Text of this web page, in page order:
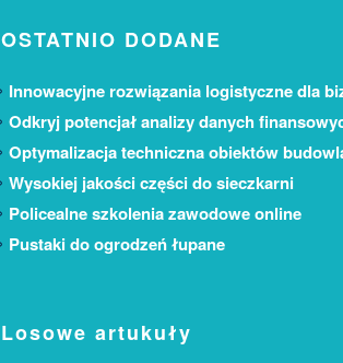
OSTATNIO DODANE
Innowacyjne rozwiązania logistyczne dla
Odkryj potencjał analizy danych
Optymalizacja techniczna obiektów
Wysokiej jakości części do sieczkarni
Policealne szkolenia zawodowe online
Pustaki do ogrodzeń łupane
Losowe artukuły